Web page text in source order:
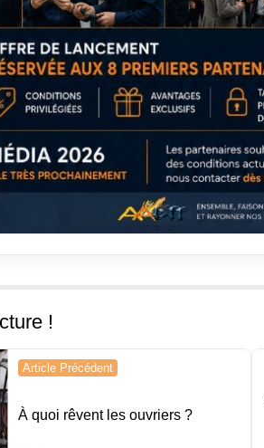
!
Article Précédent
À quoi rêvent les ouvriers ?